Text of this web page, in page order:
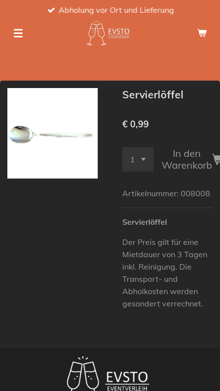
springen
Abholung vor Ort und Lieferung
Servierlöffel
€ 0,99
In den
Warenkorb
Artikelnummer: 008008
Servierlöffel
Der Preis gilt für eine
Mietdauer von 3 Tagen
inkl. Reinigung. Die
Transport- und
Abholkosten werden
gesondert verrechnet.